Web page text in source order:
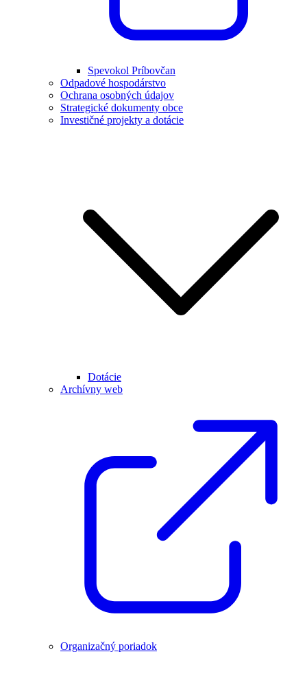
Spevokol Príbovčan
Odpadové hospodárstvo
Ochrana osobných údajov
Strategické dokumenty obce
Investičné projekty a dotácie
Dotácie
Archívny web
Organizačný poriadok